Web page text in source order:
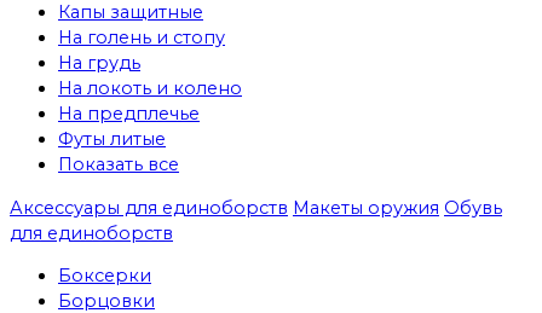
Капы защитные
На голень и стопу
На грудь
На локоть и колено
На предплечье
Футы литые
Показать все
Аксессуары для единоборств Макеты оружия Обувь
для единоборств
Боксерки
Борцовки